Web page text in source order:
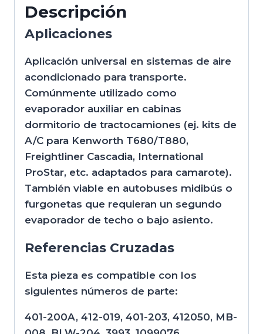
Descripción
Aplicaciones
Aplicación universal en sistemas de aire
acondicionado para transporte.
Comúnmente utilizado como
evaporador auxiliar en cabinas
dormitorio de tractocamiones (ej. kits de
A/C para Kenworth T680/T880,
Freightliner Cascadia, International
ProStar, etc. adaptados para camarote).
También viable en autobuses midibús o
furgonetas que requieran un segundo
evaporador de techo o bajo asiento.
Referencias Cruzadas
Esta pieza es compatible con los
siguientes números de parte:
401-200A, 412-019, 401-203, 412050, MB-